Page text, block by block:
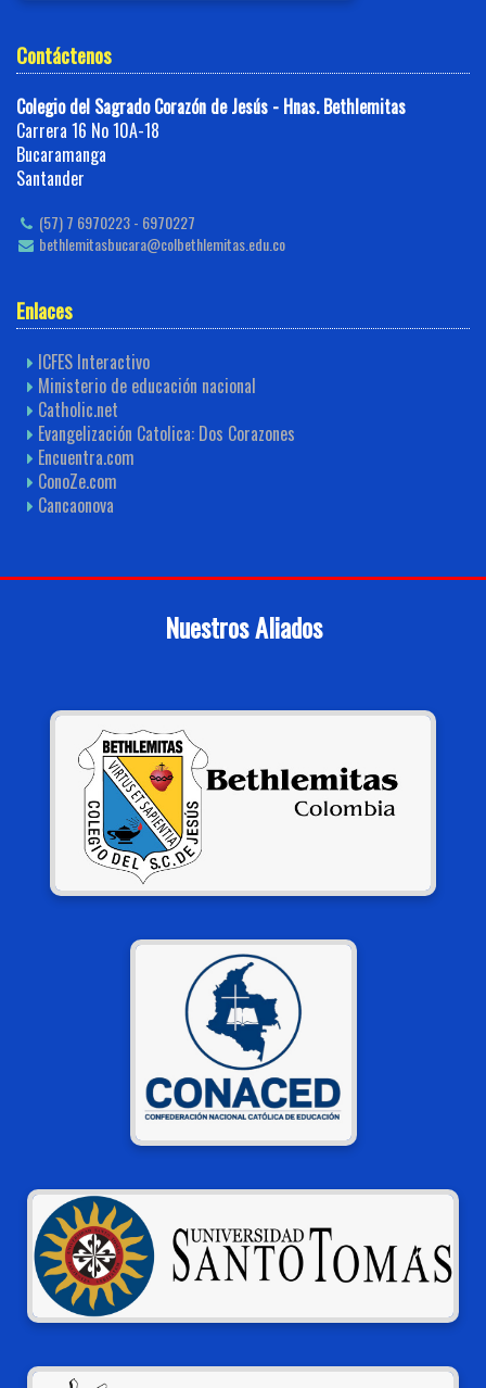
Contáctenos
Colegio del Sagrado Corazón de Jesús - Hnas. Bethlemitas
Carrera 16 No 10A-18
Bucaramanga
Santander
(57) 7 6970223 - 6970227
bethlemitasbucara@colbethlemitas.edu.co
Enlaces
ICFES Interactivo
Ministerio de educación nacional
Catholic.net
Evangelización Catolica: Dos Corazones
Encuentra.com
ConoZe.com
Cancaonova
Nuestros Aliados